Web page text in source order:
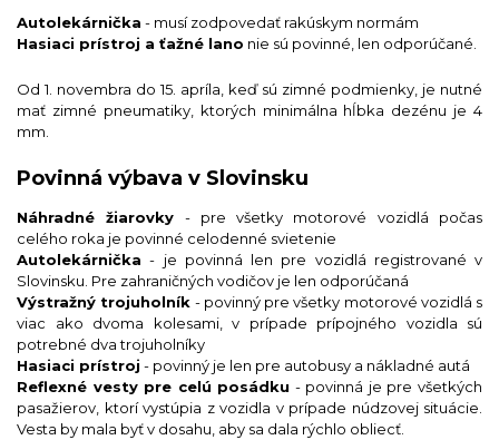
Autolekárnička - musí zodpovedať rakúskym normám
Hasiaci prístroj a ťažné lano nie sú povinné, len odporúčané.
Od 1. novembra do 15. apríla, keď sú zimné podmienky, je nutné
mať zimné pneumatiky, ktorých minimálna hĺbka dezénu je 4
mm.
Povinná výbava v Slovinsku
Náhradné žiarovky - pre všetky motorové vozidlá počas
celého roka je povinné celodenné svietenie
Autolekárnička - je povinná len pre vozidlá registrované v
Slovinsku. Pre zahraničných vodičov je len odporúčaná
Výstražný trojuholník - povinný pre všetky motorové vozidlá s
viac ako dvoma kolesami, v prípade prípojného vozidla sú
potrebné dva trojuholníky
Hasiaci prístroj - povinný je len pre autobusy a nákladné autá
Reflexné vesty pre celú posádku - povinná je pre všetkých
pasažierov, ktorí vystúpia z vozidla v prípade núdzovej situácie.
Vesta by mala byť v dosahu, aby sa dala rýchlo obliecť.